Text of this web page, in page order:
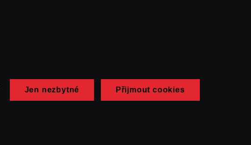
Jen nezbytné Přijmout cookies